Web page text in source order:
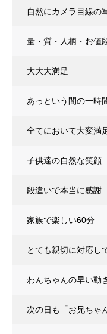
自然にカメラ目線の
量・質・人柄・お値
大大大満足
あっという間の一時
全てにおいて大変満
子供達の自然な笑顔
段違いで本当に感謝
家族で楽しい60分
とても親切に対応し
わんちゃんの早い動
次の日も「お兄ちゃ